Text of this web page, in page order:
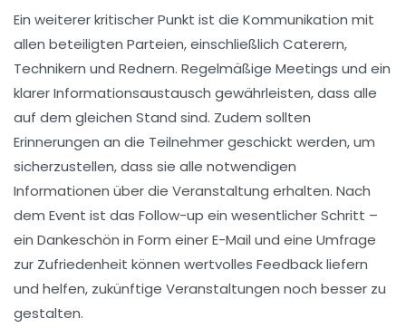
Ein weiterer kritischer Punkt ist die Kommunikation mit
allen beteiligten Parteien, einschließlich Caterern,
Technikern und Rednern. Regelmäßige Meetings und ein
klarer Informationsaustausch gewährleisten, dass alle
auf dem gleichen Stand sind. Zudem sollten
Erinnerungen an die Teilnehmer geschickt werden, um
sicherzustellen, dass sie alle notwendigen
Informationen über die Veranstaltung erhalten. Nach
dem Event ist das Follow-up ein wesentlicher Schritt –
ein Dankeschön in Form einerE-Mail und eine Umfrage
zur Zufriedenheit können wertvolles Feedback liefern
und helfen, zukünftige Veranstaltungen noch besser zu
gestalten.